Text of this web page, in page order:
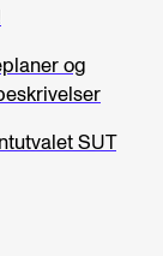
og
SUT